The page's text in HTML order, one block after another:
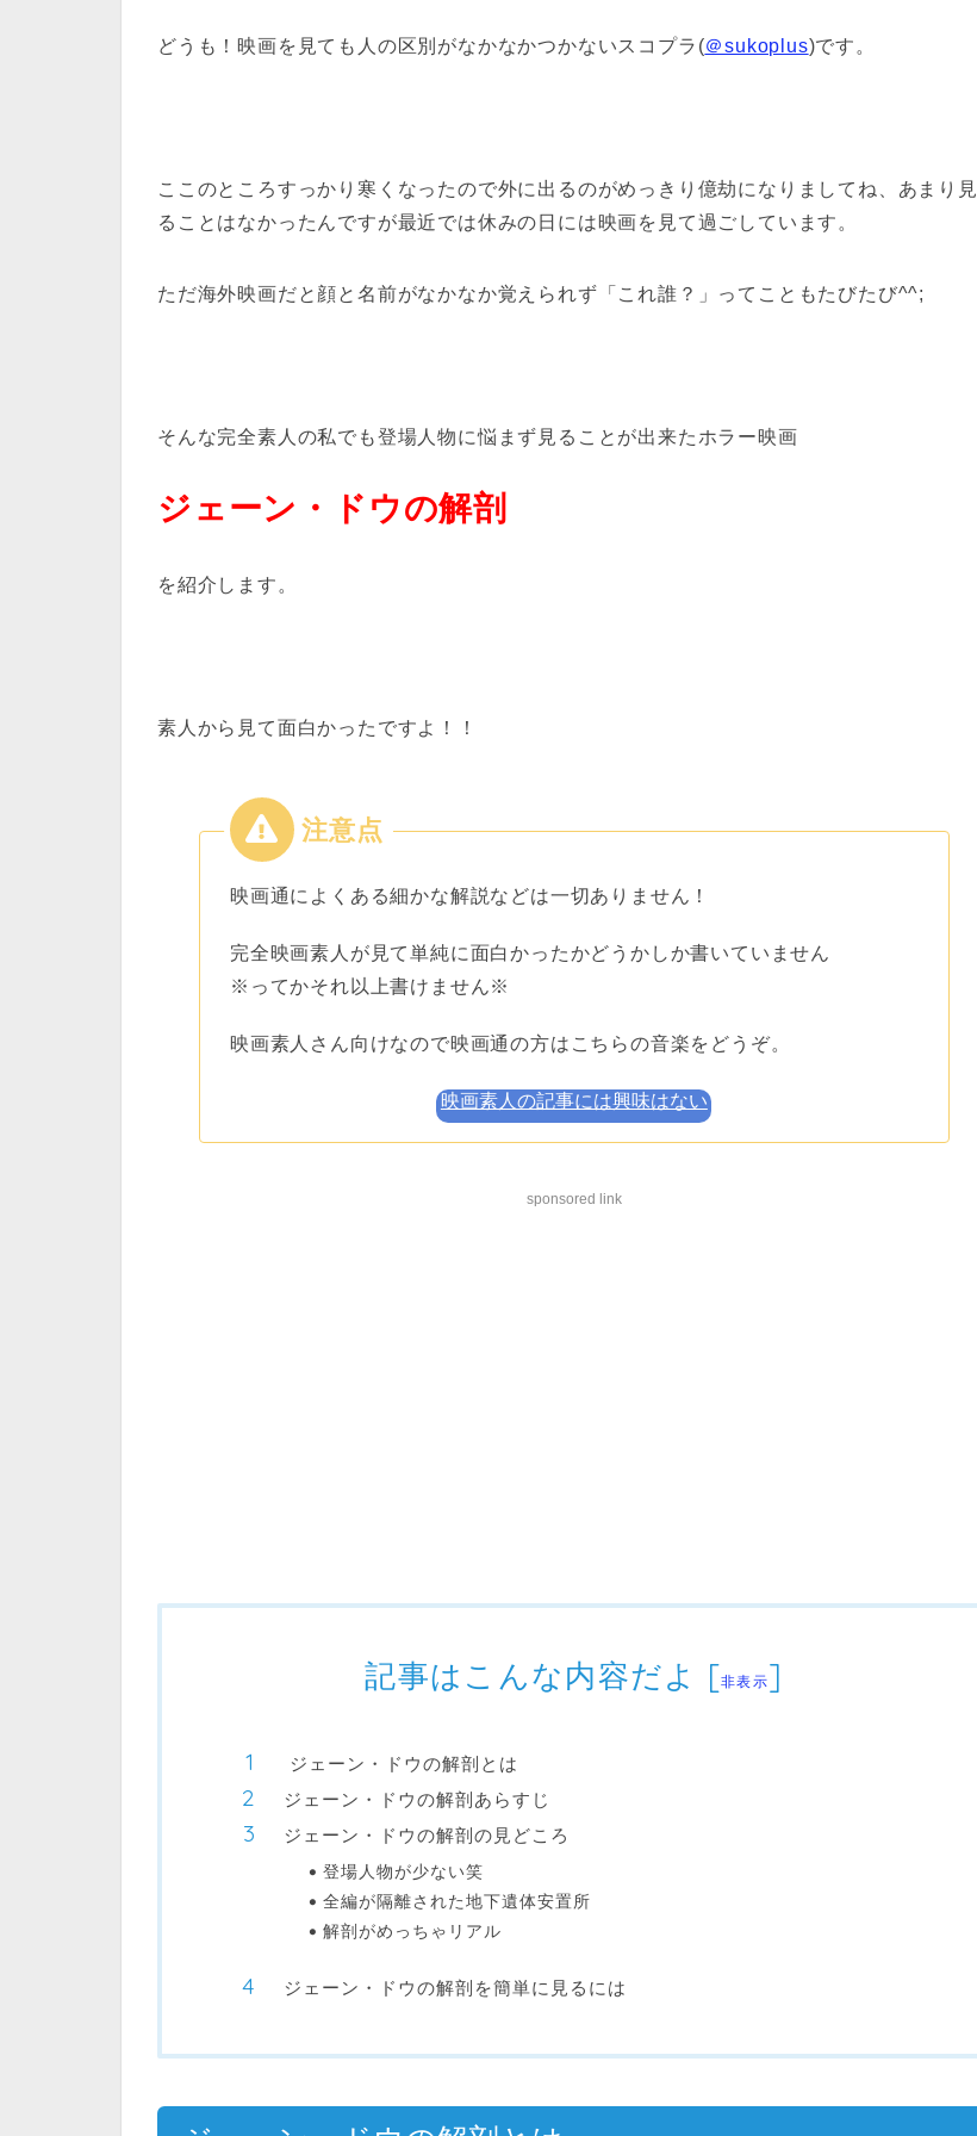
どうも！映画を見ても人の区別がなかなかつかないスコプラ(＠sukoplus)です。
ここのところすっかり寒くなったので外に出るのがめっきり億劫になりましてね、あまり見
ることはなかったんですが最近では休みの日には映画を見て過ごしています。
ただ海外映画だと顔と名前がなかなか覚えられず「これ誰？」ってこともたびたび^^;
そんな完全素人の私でも登場人物に悩まず見ることが出来たホラー映画
ジェーン・ドウの解剖
を紹介します。
素人から見て面白かったですよ！！
映画通によくある細かな解説などは一切ありません！
完全映画素人が見て単純に面白かったかどうかしか書いていません
※ってかそれ以上書けません※
映画素人さん向けなので映画通の方はこちらの音楽をどうぞ。
映画素人の記事には興味はない
sponsored link
記事はこんな内容だよ [非表示]
ジェーン・ドウの解剖とは
ジェーン・ドウの解剖あらすじ
ジェーン・ドウの解剖の見どころ
登場人物が少ない笑
全編が隔離された地下遺体安置所
解剖がめっちゃリアル
ジェーン・ドウの解剖を簡単に見るには